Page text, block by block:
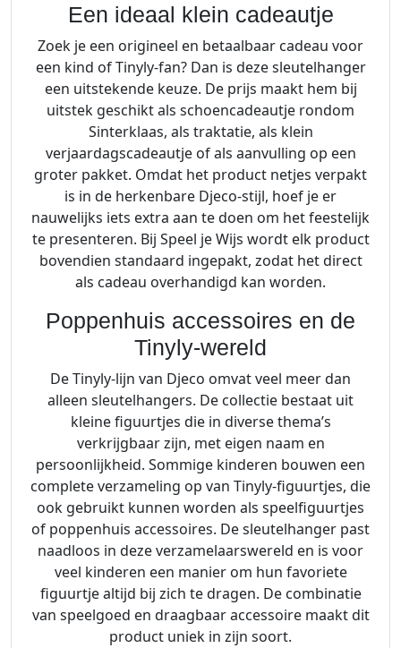
Een ideaal klein cadeautje
Zoek je een origineel en betaalbaar cadeau voor
een kind of Tinyly-fan? Dan is deze sleutelhanger
een uitstekende keuze. De prijs maakt hem bij
uitstek geschikt als schoencadeautje rondom
Sinterklaas, als traktatie, als klein
verjaardagscadeautje of als aanvulling op een
groter pakket. Omdat het product netjes verpakt
is in de herkenbare Djeco-stijl, hoef je er
nauwelijks iets extra aan te doen om het feestelijk
te presenteren. Bij Speel je Wijs wordt elk product
bovendien standaard ingepakt, zodat het direct
als cadeau overhandigd kan worden.
Poppenhuis accessoires en de
Tinyly-wereld
De Tinyly-lijn van Djeco omvat veel meer dan
alleen sleutelhangers. De collectie bestaat uit
kleine figuurtjes die in diverse thema’s
verkrijgbaar zijn, met eigen naam en
persoonlijkheid. Sommige kinderen bouwen een
complete verzameling op van Tinyly-figuurtjes, die
ook gebruikt kunnen worden als speelfiguurtjes
of poppenhuis accessoires. De sleutelhanger past
naadloos in deze verzamelaarswereld en is voor
veel kinderen een manier om hun favoriete
figuurtje altijd bij zich te dragen. De combinatie
van speelgoed en draagbaar accessoire maakt dit
product uniek in zijn soort.